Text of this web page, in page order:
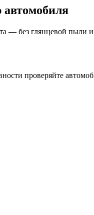
— без глянцевой пыли и
проверяйте